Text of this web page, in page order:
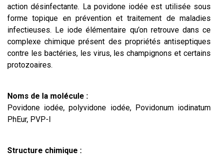
action désinfectante. La povidone iodée est utilisée sous
forme topique en prévention et traitement de maladies
infectieuses. Le iode élémentaire qu’on retrouve dans ce
complexe chimique présent des propriétés antiseptiques
contre les bactéries, les virus, les champignons et certains
protozoaires.
Noms de la molécule :
Povidone iodée, polyvidone iodée, Povidonum iodinatum
PhEur, PVP-I
Structure chimique :